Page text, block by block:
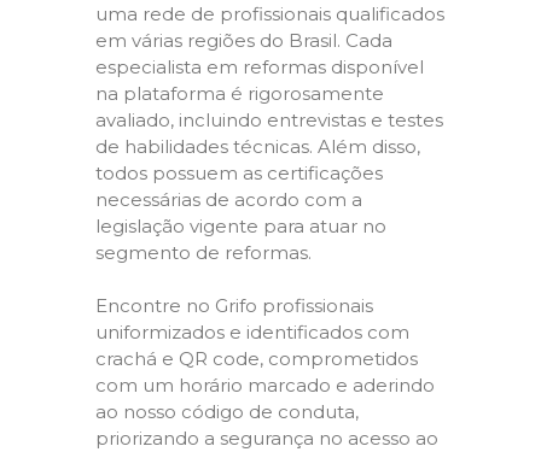
uma rede de profissionais qualificados
em várias regiões do Brasil. Cada
especialista em reformas disponível
na plataforma é rigorosamente
avaliado, incluindo entrevistas e testes
de habilidades técnicas. Além disso,
todos possuem as certificações
necessárias de acordo com a
legislação vigente para atuar no
segmento de reformas.
Encontre no Grifo profissionais
uniformizados e identificados com
crachá e QR code, comprometidos
com um horário marcado e aderindo
ao nosso código de conduta,
priorizando a segurança no acesso ao